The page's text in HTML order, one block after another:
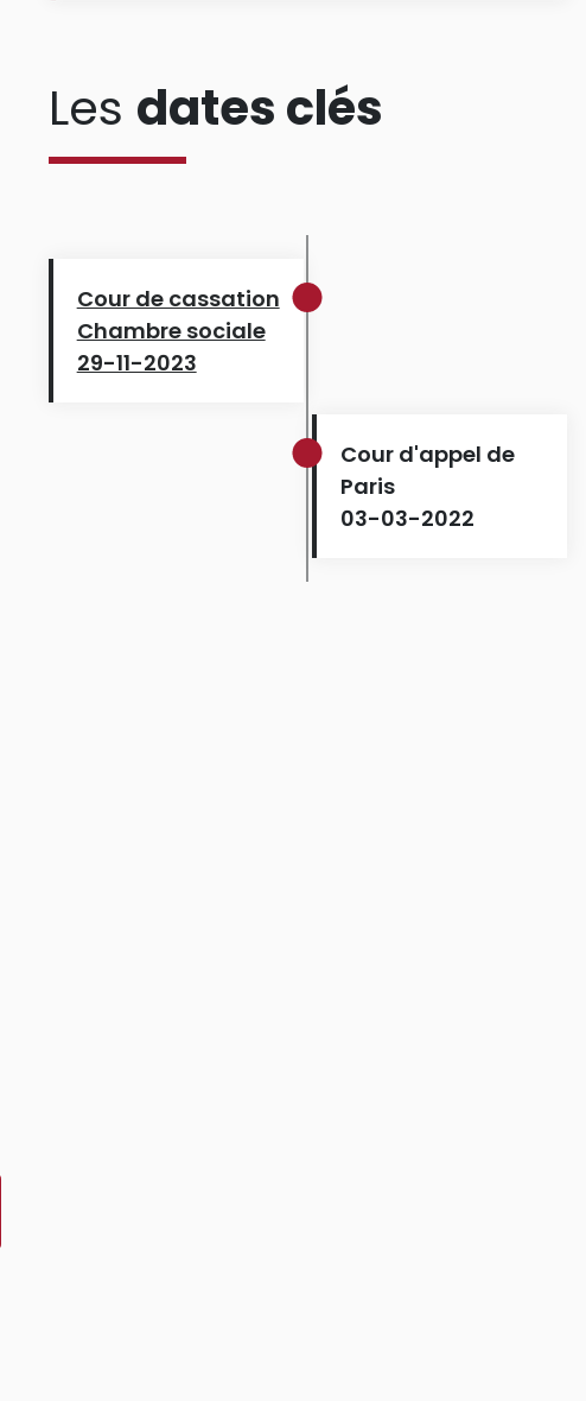
Les dates clés
Cour de cassation
Chambre sociale
29-11-2023
Cour d'appel de
Paris
03-03-2022